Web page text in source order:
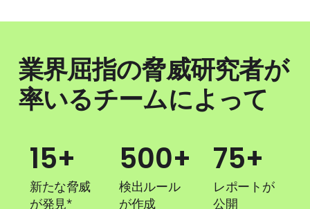
業界屈指の脅威研究者が
率いるチームによって
15+
新たな脅威
が発見*
500+
検出ルール
が作成
75+
レポートが
公開